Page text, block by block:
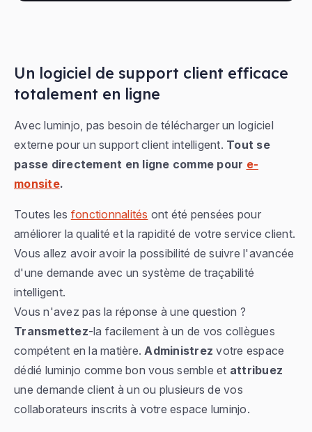
Un logiciel de support client efficace
totalement en ligne
Avec luminjo, pas besoin de télécharger un logiciel
externe pour un support client intelligent. Tout se
passe directement en ligne comme pour e-
monsite.
Toutes les fonctionnalités ont été pensées pour
améliorer la qualité et la rapidité de votre service client.
Vous allez avoir avoir la possibilité de suivre l'avancée
d'une demande avec un système de traçabilité
intelligent.
Vous n'avez pas la réponse à une question ?
Transmettez-la facilement à un de vos collègues
compétent en la matière.Administrez votre espace
dédié luminjo comme bon vous semble et attribuez
une demande client à un ou plusieurs de vos
collaborateurs inscrits à votre espace luminjo.